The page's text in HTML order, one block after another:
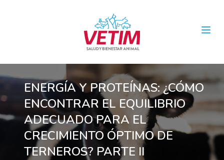
ENERGÍA Y PROTEÍNAS: ¿CÓMO
ENCONTRAR EL EQUILIBRIO
ADECUADO PARA EL
CRECIMIENTO ÓPTIMO DE
TERNEROS? PARTE II